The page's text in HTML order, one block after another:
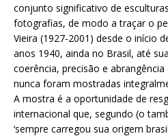
conjunto significativo de
fotografias, de modo a traçar o
Vieira (1927-2001) desde o início
anos 1940, ainda no Brasil, até
coerência, precisão e
nunca foram mostradas
A mostra é a oportunidade de
internacional que, segundo (o
‘sempre carregou sua origem